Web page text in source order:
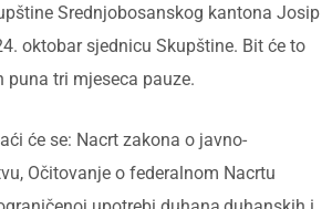
Srednjobosanskog kantona Josip
oktobar sjednicu Skupštine. Bit će to
puna tri mjeseca pauze.
će se: Nacrt zakona o javno-
Očitovanje o federalnom Nacrtu